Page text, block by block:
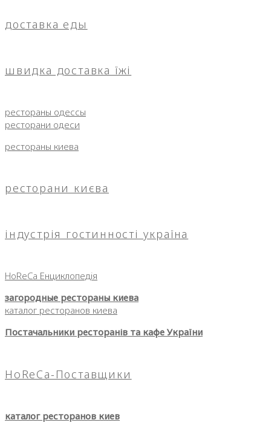
доставка еды
швидка доставка їжі
рестораны одессы
ресторани одеси
рестораны киева
ресторани києва
індустрія гостинності україна
HoReCa Енциклопедія
загородные рестораны киева
каталог ресторанов киева
Постачальники ресторанів та кафе України
HoReCa-Поставщики
каталог ресторанов киев